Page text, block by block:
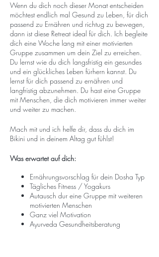
Wenn du dich noch dieser Monat entscheiden
möchtest endlich mal Gesund zu Leben, für dich
passend zu Ernähren und richtug zu bewegen,
dann ist diese Retreat ideal für dich. Ich begleite
dich eine Woche lang mit einer motivierten
Gruppe zusammen um dein Ziel zu erreichen.
Du lernst wie du dich langsfristig ein gesundes
und ein glückliches Leben fürhern kannst. Du
lernst für dich passend zu ernähren und
langfristig abzunehmen. Du hast eine Gruppe
mit Menschen, die dich motivieren immer weiter
und weiter zu machen.
Mach mit und ich helfe dir, dass du dich im
Bikini und in deinem Altag gut fühlst!
Was erwartet auf dich:
Ernährungsvorschlag für dein Dosha Typ
Tägliches Fitness / Yogakurs
Autausch dur eine Gruppe mit weiteren
motivierten Menschen
Ganz viel Motivation
Ayurveda Gesundheitsberatung